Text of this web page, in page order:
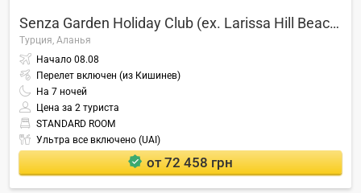
Senza Garden Holiday Club (ex. Larissa Hill Beach)
Турция, Аланья
Начало 08.08
Перелет включен (из Кишинев)
На 7 ночей
Цена за 2 туриста
STANDARD ROOM
Ультра все включено (UAI)
от 72 458 грн